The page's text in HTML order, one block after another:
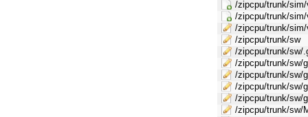
/zipcpu/trunk/
/zipcpu/trunk/
/zipcpu/trunk/
/zipcpu/trunk/sw
/zipcpu/trunk/sw/
/zipcpu/trunk/sw/
/zipcpu/trunk/sw/
/zipcpu/trunk/sw/
/zipcpu/trunk/sw/
/zipcpu/trunk/sw/